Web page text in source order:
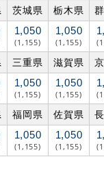
茨城県 栃木県
1,050
(1,155)
1,050
(1,155)
三重県 滋賀県
1,050
(1,155)
1,050
(1,155)
福岡県 佐賀県
1,050
(1,155)
1,050
(1,155)